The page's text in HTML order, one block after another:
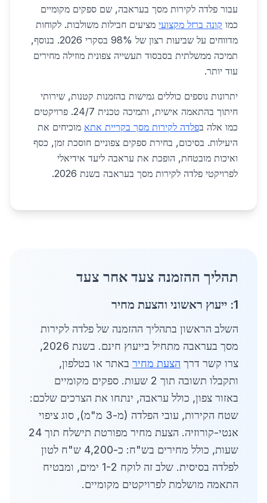
עבור פלדה לקירות מסך בעראבה, שם ספקים מקומיים
כמו קונה ברזל מקצועי מציעים חבילות משולבות. לקוחות
מדווחים על שביעות רצון של 98% בסקרי 2026. בנוסף,
תמיכה ממשלתית בסבסוד תעשייה צפונית מוזילה מחירים
עוד יותר.
יתרונות נוספים כוללים גמישות בהזמנות קטנות, שירותי
חיתוך בהתאמה אישית, ותמיכה טכנית 24/7. פרויקטים
כמו אלה בפלדה לקירות מסך בקריית אתא מוכיחים את
היעילות. בסיכום, בחירת ספקים צפוניים חוסכת זמן, כסף
ואיכות מובטחת, הופכת את עראבה ליעד אידיאלי
לפרויקטי פלדה לקירות מסך בעראבה בשנת 2026.
תהליך ההזמנה צעד אחר צעד
1: ייעוץ ראשוני והצעת מחיר
השלב הראשון בתהליך ההזמנה של פלדה לקירות
מסך בעראבה מתחיל בייעוץ חינם. בשנת 2026,
צרו קשר דרך הצעת מחיר באתר או בטלפון,
ותקבלו תשובה תוך 2 שעות. ספקים מקומיים
באזור צפון, כולל עראבה, ינתחו את הצרכים שלכם:
שטח הקירות, עובי הפלדה (מ-3 מ"מ), סוג ציפוי
אנטי-קורוזיה. הצעת מחיר מפורטת תישלח תוך 24
שעות, כולל מחירים בש"ח: כ-4,200 ש"ח לטון
לפלדה בסיסית. שלב זה לוקח 1-2 ימים, ומבטיח
התאמה מושלמת לפרויקטים מקומיים.